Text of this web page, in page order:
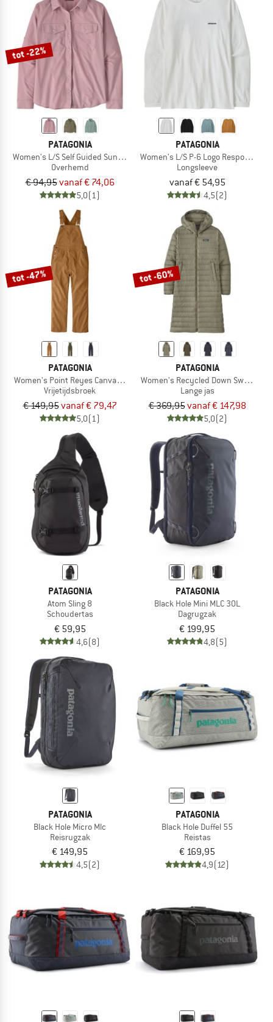
tot -22%
PATAGONIA
Women's L/S Self Guided Sun Shirt
Overhemd
€ 94,95vanaf € 74,06
5,0(1)
PATAGONIA
Women's L/S P-6 Logo Responsibili-
Longsleeve
vanaf € 54,95
4,5(2)
tot -47%
PATAGONIA
Women's Point Reyes Canvas Overalls
Vrijetijdsbroek
€ 149,95vanaf € 79,47
5,0(1)
tot -60%
PATAGONIA
Women's Recycled Down Sweater
Lange jas
€ 369,95vanaf € 147,98
5,0(2)
PATAGONIA
Atom Sling 8
Schoudertas
€ 59,95
4,6(8)
PATAGONIA
Black Hole Mini MLC 30L
Dagrugzak
€ 199,95
4,8(5)
PATAGONIA
Black Hole Micro Mlc
Reisrugzak
€ 149,95
4,5(2)
PATAGONIA
Black Hole Duffel 55
Reistas
€ 169,95
4,9(12)